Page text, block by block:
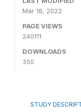
Mar 18, 2022
PAGE VIEWS
240111
DOWNLOADS
350
STUDY